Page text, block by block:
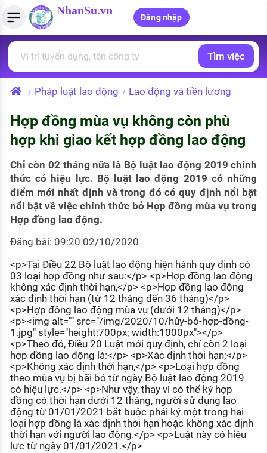
NhanSu.vn
Đăng nhập
Tìm việc làm
Việc làm ngành luật
Việc làm lương cao
Việc làm tốt nhất
CÔNG TY
Danh sách nhà tuyển dụng
Nhà tuyển dụng hàng đầu
Quản lý CV
Tải CV lên
Tạo CV trực tuyến
Mẫu CV đơn giản
Mẫu CV hiện đại
Tính lương Gross - Net
Tính thuế thu nhập cá nhân
Tính trợ cấp thất nghiệp
PHÁP LUẬT VIỆT NAM
Văn bản pháp luật
PHÁP LUẬT LAO ĐỘNG
Lao động và tiền lương
Bảo hiểm và phúc lợi
Thuế thu nhập
Hồ sơ biểu mẫu
KHÁM PHÁ NGHỀ NGHIỆP
Tử vi nghề nghiệp
Kỹ năng nghề nghiệp
HƯỚNG NGHIỆP VIỆC LÀM
Đặc trưng từng nghề
Xu hướng việc làm
XÂY DỰNG VÀ PHÁT TRIỂN ĐỘI NGŨ
NHÂN SỰ
TUYỂN DỤNG VIỆC LÀM
Tìm việc
/ Pháp luật lao động / Lao động và tiền lương
Hợp đồng mùa vụ không còn phù
hợp khi giao kết hợp đồng lao động
Chỉ còn 02 tháng nữa là Bộ luật lao động 2019 chính
thức có hiệu lực. Bộ luật lao động 2019 có những
điểm mới nhất định và trong đó có quy định nổi bật
nổi bật về việc chính thức bỏ Hợp đồng mùa vụ trong
Hợp đồng lao động.
Đăng bài: 09:20 02/10/2020
<p>Tại Điều 22 Bộ luật lao động hiện hành quy định có
03 loại hợp đồng như sau:</p> <p>Hợp đồng lao động
không xác định thời hạn,</p> <p>Hợp đồng lao động
xác định thời hạn (từ 12 tháng đến 36 tháng)</p>
<p>Hợp đồng lao động mùa vụ (dưới 12 tháng)</p>
<p><img alt="" src="/img/2020/10/hủy-bỏ-hợp-đồng-
1.jpg" style="height:700px; width:1000px"></p>
<p>Theo đó, Điều 20 Luật mới quy định, chỉ còn 2 loại
hợp đồng lao động là:</p> <p>Xác định thời hạn;</p>
<p>Không xác định thời hạn,</p> <p>Loại hợp đồng
theo mùa vụ bị bãi bỏ từ ngày Bộ luật lao động 2019
có hiệu lực.</p> <p>Như vậy, thay vì có thể ký hợp
đồng có thời hạn dưới 12 tháng, người sử dụng lao
động từ 01/01/2021 bắt buộc phải ký một trong hai
loại hợp đồng là xác định thời hạn hoặc không xác định
thời hạn với người lao động.</p> <p>Luật này có hiệu
lực từ ngày 01/01/2021.</p>